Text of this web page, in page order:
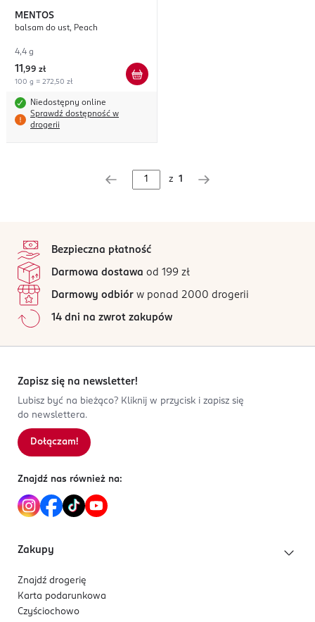
MENTOS
balsam do ust, Peach
4,4 g
11 ,99 zł
100 g = 272,50 zł
Niedostępny online
Sprawdź dostępność w
drogerii
z 1
Bezpieczna płatność
Darmowa dostawa od 199 zł
Darmowy odbiór w ponad 2000 drogerii
14 dni na zwrot zakupów
Zapisz się na newsletter!
Lubisz być na bieżąco? Kliknij w przycisk i zapisz się
do newslettera.
Dołączam!
Znajdź nas również na:
Zakupy
Znajdź drogerię
Karta podarunkowa
Czyściochowo